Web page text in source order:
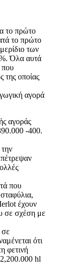
το πρώτο
το πρώτο
των
Όλα αυτά
που
της οποίας
αγορά
αγοράς
-400.
που
έχουν
σε σχέση με
σε
ότι
φετινή
hl